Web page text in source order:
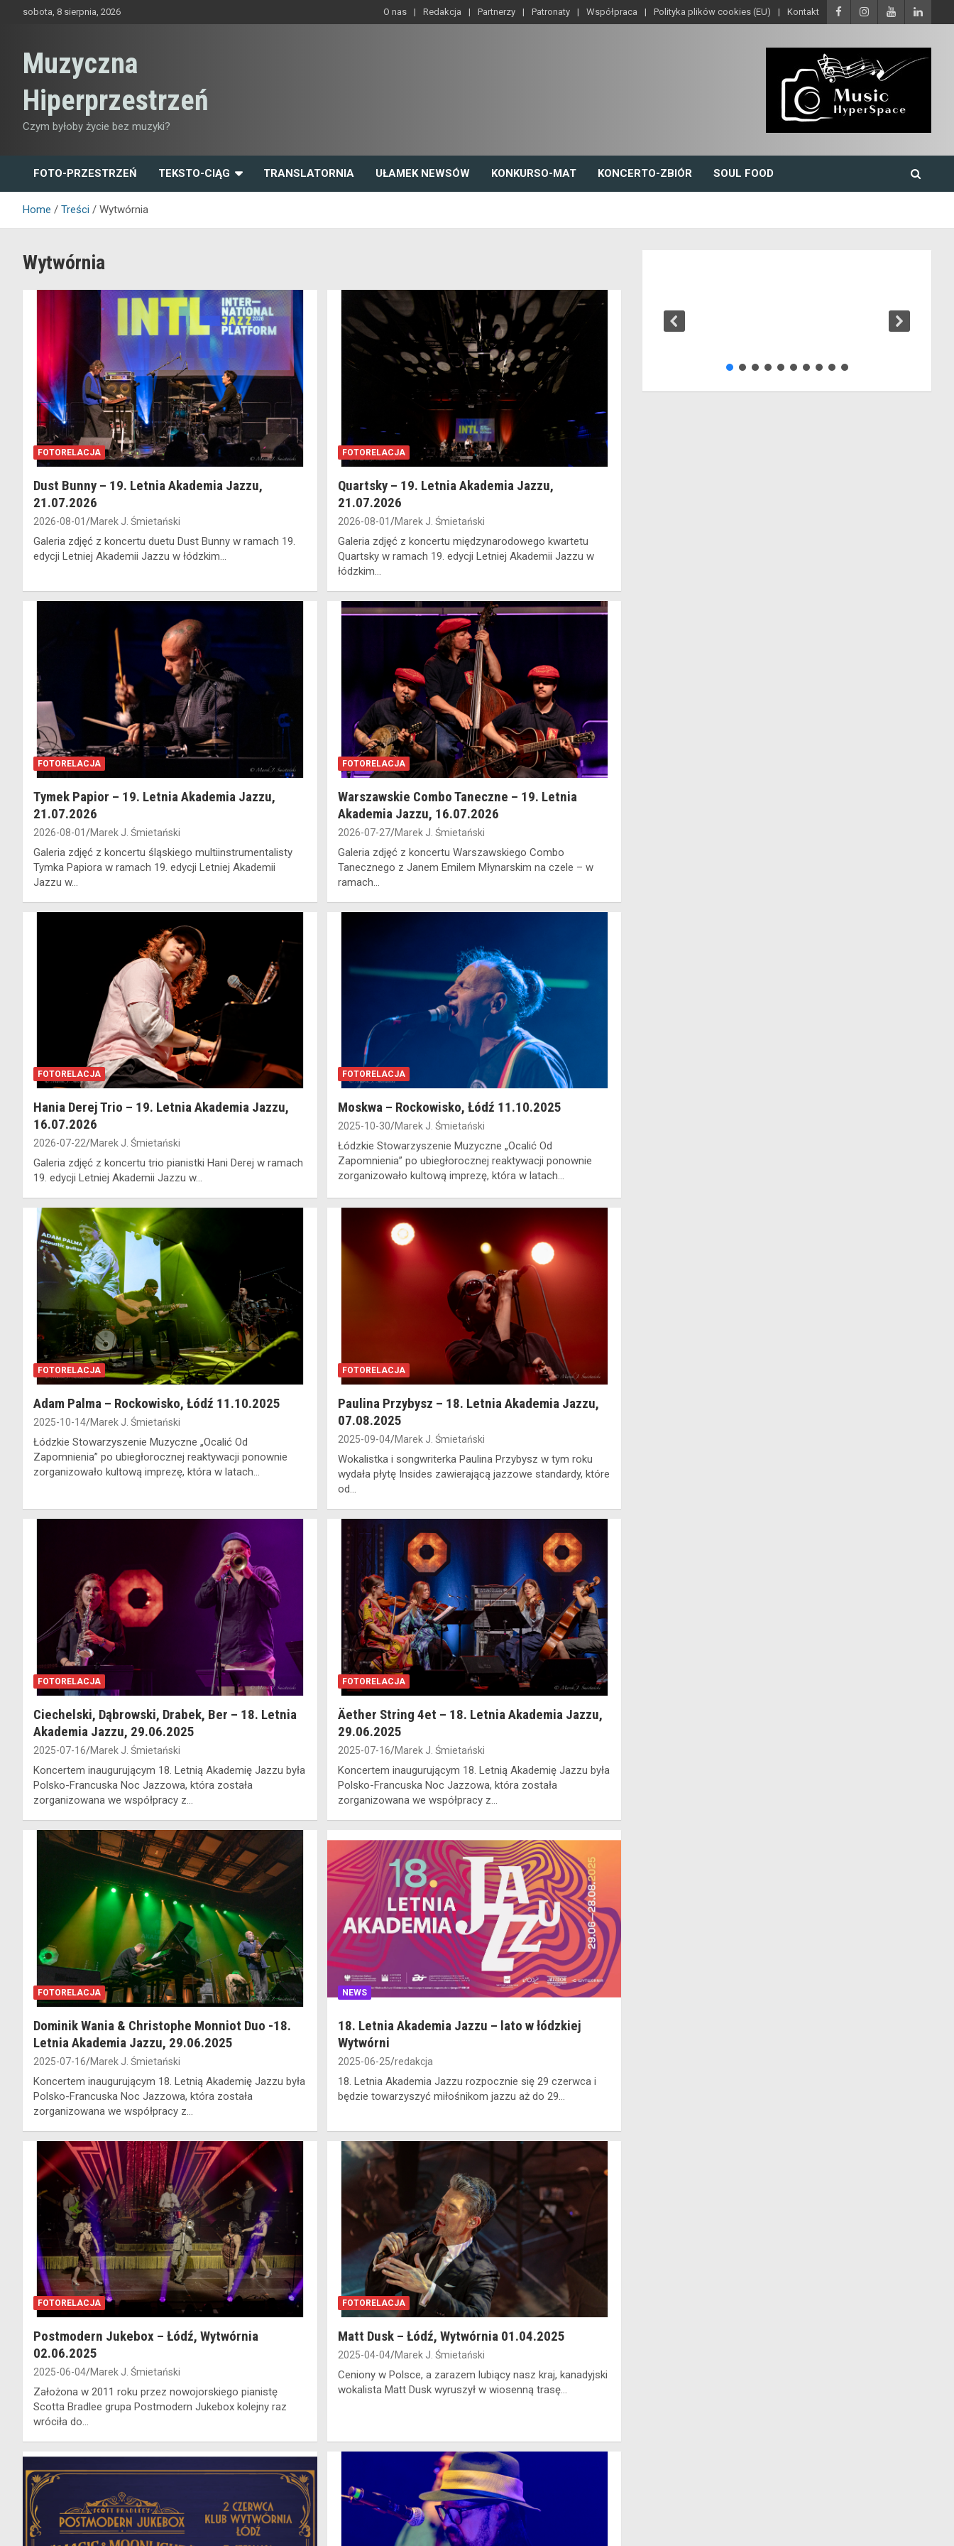
sobota, 8 sierpnia, 2026 O nas Redakcja Partnerzy Patronaty Współpraca Polityka plików cookies (EU) Kontakt
Muzyczna
Hiperprzestrzeń
Czym byłoby życie bez muzyki?
FOTO-PRZESTRZEŃ TEKSTO-CIĄG TRANSLATORNIA UŁAMEK NEWSÓW KONKURSO-MAT KONCERTO-ZBIÓR SOUL FOOD
Home Treści Wytwórnia
Wytwórnia
FOTORELACJA
Dust Bunny – 19. Letnia Akademia Jazzu,
21.07.2026
2026-08-01 Marek J. Śmietański
Galeria zdjęć z koncertu duetu Dust Bunny w ramach 19.
edycji Letniej Akademii Jazzu w łódzkim…
FOTORELACJA
Quartsky – 19. Letnia Akademia Jazzu,
21.07.2026
2026-08-01 Marek J. Śmietański
Galeria zdjęć z koncertu międzynarodowego kwartetu
Quartsky w ramach 19. edycji Letniej Akademii Jazzu w
łódzkim…
FOTORELACJA
Tymek Papior – 19. Letnia Akademia Jazzu,
21.07.2026
2026-08-01 Marek J. Śmietański
Galeria zdjęć z koncertu śląskiego multiinstrumentalisty
Tymka Papiora w ramach 19. edycji Letniej Akademii
Jazzu w…
FOTORELACJA
Warszawskie Combo Taneczne – 19. Letnia
Akademia Jazzu, 16.07.2026
2026-07-27 Marek J. Śmietański
Galeria zdjęć z koncertu Warszawskiego Combo
Tanecznego z Janem Emilem Młynarskim na czele – w
ramach…
FOTORELACJA
Hania Derej Trio – 19. Letnia Akademia Jazzu,
16.07.2026
2026-07-22 Marek J. Śmietański
Galeria zdjęć z koncertu trio pianistki Hani Derej w ramach
19. edycji Letniej Akademii Jazzu w…
FOTORELACJA
Moskwa – Rockowisko, Łódź 11.10.2025
2025-10-30 Marek J. Śmietański
Łódzkie Stowarzyszenie Muzyczne „Ocalić Od
Zapomnienia” po ubiegłorocznej reaktywacji ponownie
zorganizowało kultową imprezę, która w latach…
FOTORELACJA
Adam Palma – Rockowisko, Łódź 11.10.2025
2025-10-14 Marek J. Śmietański
Łódzkie Stowarzyszenie Muzyczne „Ocalić Od
Zapomnienia” po ubiegłorocznej reaktywacji ponownie
zorganizowało kultową imprezę, która w latach…
FOTORELACJA
Paulina Przybysz – 18. Letnia Akademia Jazzu,
07.08.2025
2025-09-04 Marek J. Śmietański
Wokalistka i songwriterka Paulina Przybysz w tym roku
wydała płytę Insides zawierającą jazzowe standardy, które
od…
FOTORELACJA
Ciechelski, Dąbrowski, Drabek, Ber – 18. Letnia
Akademia Jazzu, 29.06.2025
2025-07-16 Marek J. Śmietański
Koncertem inaugurującym 18. Letnią Akademię Jazzu była
Polsko-Francuska Noc Jazzowa, która została
zorganizowana we współpracy z…
FOTORELACJA
Äether String 4et – 18. Letnia Akademia Jazzu,
29.06.2025
2025-07-16 Marek J. Śmietański
Koncertem inaugurującym 18. Letnią Akademię Jazzu była
Polsko-Francuska Noc Jazzowa, która została
zorganizowana we współpracy z…
FOTORELACJA
Dominik Wania & Christophe Monniot Duo -18.
Letnia Akademia Jazzu, 29.06.2025
2025-07-16 Marek J. Śmietański
Koncertem inaugurującym 18. Letnią Akademię Jazzu była
Polsko-Francuska Noc Jazzowa, która została
zorganizowana we współpracy z…
NEWS
18. Letnia Akademia Jazzu – lato w łódzkiej
Wytwórni
2025-06-25 redakcja
18. Letnia Akademia Jazzu rozpocznie się 29 czerwca i
będzie towarzyszyć miłośnikom jazzu aż do 29…
FOTORELACJA
Postmodern Jukebox – Łódź, Wytwórnia
02.06.2025
2025-06-04 Marek J. Śmietański
Założona w 2011 roku przez nowojorskiego pianistę
Scotta Bradlee grupa Postmodern Jukebox kolejny raz
wróciła do…
FOTORELACJA
Matt Dusk – Łódź, Wytwórnia 01.04.2025
2025-04-04 Marek J. Śmietański
Ceniony w Polsce, a zarazem lubiący nasz kraj, kanadyjski
wokalista Matt Dusk wyruszył w wiosenną trasę…